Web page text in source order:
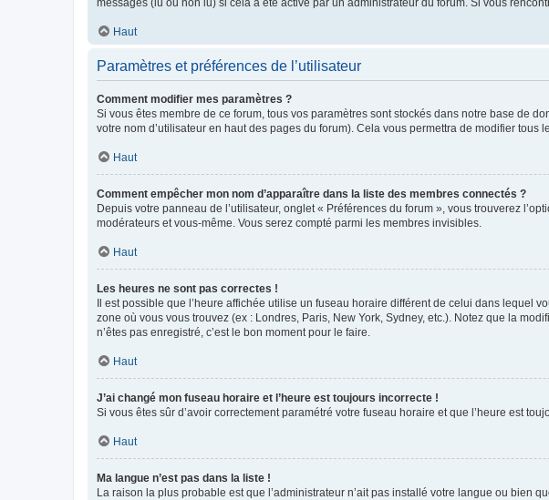
messages (lu ou non lu) si cela a été activé par un administrateur du forum. Si vous
Haut
Paramètres et préférences de l’utilisateur
Comment modifier mes paramètres ?
Si vous êtes membre de ce forum, tous vos paramètres sont stockés dans notre base de
votre nom d’utilisateur en haut des pages du forum). Cela vous permettra de modifier tous
Haut
Comment empêcher mon nom d’apparaître dans la liste des membres connectés ?
Depuis votre panneau de l’utilisateur, onglet « Préférences du forum », vous trouverez
modérateurs et vous-même. Vous serez compté parmi les membres invisibles.
Haut
Les heures ne sont pas correctes !
Il est possible que l’heure affichée utilise un fuseau horaire différent de celui dans lequel
zone où vous vous trouvez (ex : Londres, Paris, New York, Sydney, etc.). Notez que la
n’êtes pas enregistré, c’est le bon moment pour le faire.
Haut
J’ai changé mon fuseau horaire et l’heure est toujours incorrecte !
Si vous êtes sûr d’avoir correctement paramétré votre fuseau horaire et que l’heure est
Haut
Ma langue n’est pas dans la liste !
La raison la plus probable est que l’administrateur n’ait pas installé votre langue ou bien